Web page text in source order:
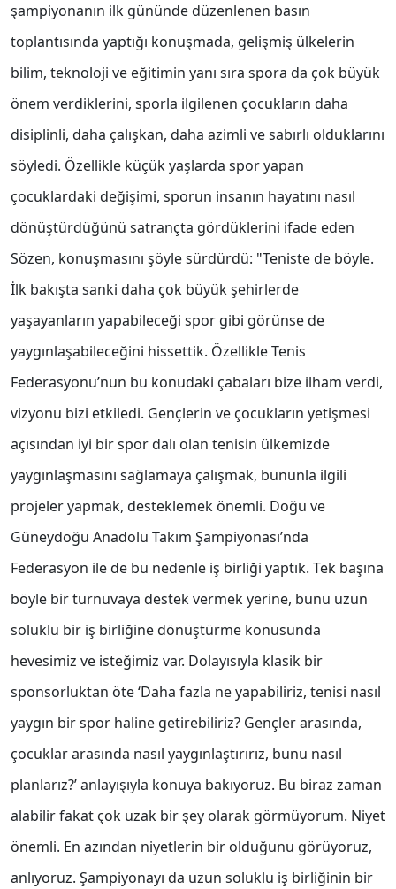
şampiyonanın ilk gününde düzenlenen basın
toplantısında yaptığı konuşmada, gelişmiş ülkelerin
bilim, teknoloji ve eğitimin yanı sıra spora da çok büyük
önem verdiklerini, sporla ilgilenen çocukların daha
disiplinli, daha çalışkan, daha azimli ve sabırlı olduklarını
söyledi. Özellikle küçük yaşlarda spor yapan
çocuklardaki değişimi, sporun insanın hayatını nasıl
dönüştürdüğünü satrançta gördüklerini ifade eden
Sözen, konuşmasını şöyle sürdürdü: "Teniste de böyle.
İlk bakışta sanki daha çok büyük şehirlerde
yaşayanların yapabileceği spor gibi görünse de
yaygınlaşabileceğini hissettik. Özellikle Tenis
Federasyonu’nun bu konudaki çabaları bize ilham verdi,
vizyonu bizi etkiledi. Gençlerin ve çocukların yetişmesi
açısından iyi bir spor dalı olan tenisin ülkemizde
yaygınlaşmasını sağlamaya çalışmak, bununla ilgili
projeler yapmak, desteklemek önemli. Doğu ve
Güneydoğu Anadolu Takım Şampiyonası’nda
Federasyon ile de bu nedenle iş birliği yaptık. Tek başına
böyle bir turnuvaya destek vermek yerine, bunu uzun
soluklu bir iş birliğine dönüştürme konusunda
hevesimiz ve isteğimiz var. Dolayısıyla klasik bir
sponsorluktan öte ‘Daha fazla ne yapabiliriz, tenisi nasıl
yaygın bir spor haline getirebiliriz? Gençler arasında,
çocuklar arasında nasıl yaygınlaştırırız, bunu nasıl
planlarız?’ anlayışıyla konuya bakıyoruz. Bu biraz zaman
alabilir fakat çok uzak bir şey olarak görmüyorum. Niyet
önemli. En azından niyetlerin bir olduğunu görüyoruz,
anlıyoruz. Şampiyonayı da uzun soluklu iş birliğinin bir